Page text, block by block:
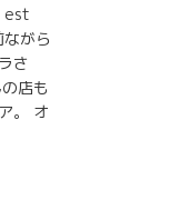
りさ
が失
なが
ニズ
est
がら
さ
店も
。 オ
、メ